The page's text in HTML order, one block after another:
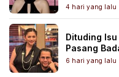
4 hari yang lalu
Dituding
Pasang
6 hari yang lalu